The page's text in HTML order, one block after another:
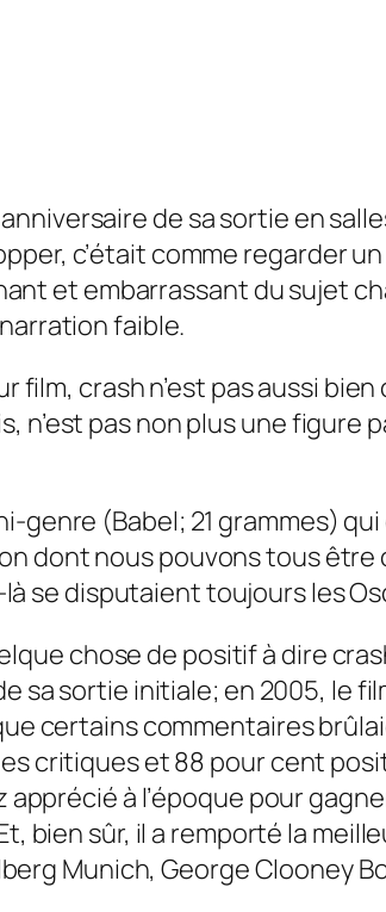
de sa sortie en
c’était comme regarder
et embarrassant du sujet
faible.
film, crashn’est pas aussi
n’est pas non plus une
genre (Babel; 21 grammes)
dontnous pouvons tous
se disputaient toujours les
chose de positif à dire
sa sortie initiale; en 2005, le
certains commentaires
critiques et 88 pour cent
apprécié à l’époque pour
bien sûr, il a remporté la
Munich, George Clooney